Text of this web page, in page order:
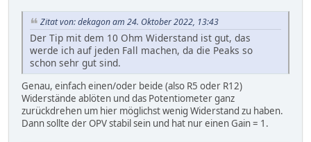
Zitat von: dekagon am 24. Oktober 2022, 13:43
Der Tip mit dem 10 Ohm Widerstand ist gut, das
werde ich auf jeden Fall machen, da die Peaks so
schon sehr gut sind.
Genau, einfach einen/oder beide (also R5 oder R12)
Widerstände ablöten und das Potentiometer ganz
zurückdrehen um hier möglichst wenig Widerstand zu haben.
Dann sollte der OPV stabil sein und hat nur einen Gain = 1.